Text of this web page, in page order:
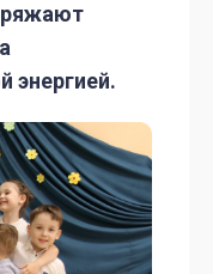
энергией.